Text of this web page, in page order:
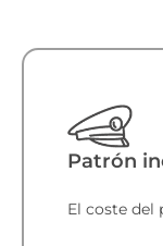
Patrón
El coste del